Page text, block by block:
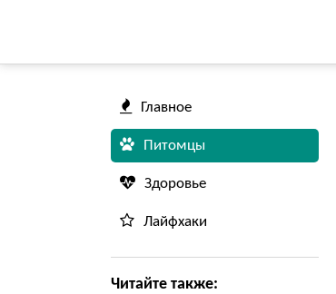
Главное
Питомцы
Здоровье
Лайфхаки
Читайте также: